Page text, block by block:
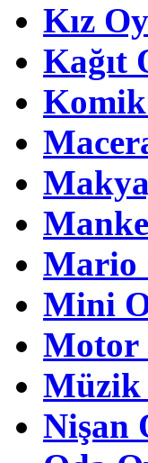
Kız
Kağıt
Mario
Mini
Motor
Müzik
Nişan